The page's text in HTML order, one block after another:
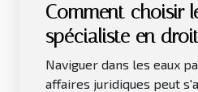
Comment choisir
spécialiste en
besoins juridiques
Naviguer dans les eaux
affaires juridiques peut